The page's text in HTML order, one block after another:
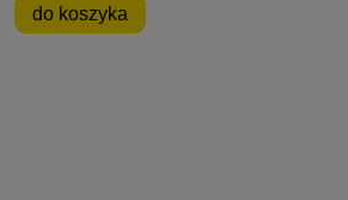
do koszyka